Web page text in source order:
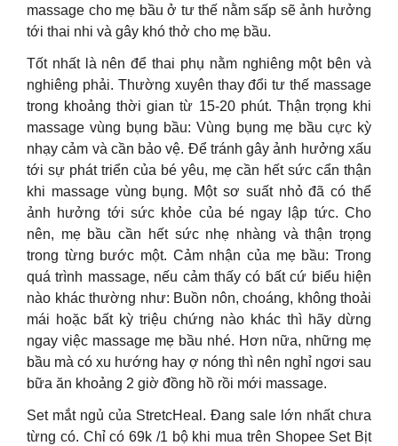
massage cho mẹ bầu ở tư thế nằm sấp sẽ ảnh hưởng
tới thai nhi và gây khó thở cho mẹ bầu.
Tốt nhất là nên để thai phụ nằm nghiêng một bên và
nghiêng phải. Thường xuyên thay đổi tư thế massage
trong khoảng thời gian từ 15-20 phút. Thận trọng khi
massage vùng bụng bầu: Vùng bụng mẹ bầu cực kỳ
nhạy cảm và cần bảo vệ. Để tránh gây ảnh hưởng xấu
tới sự phát triển của bé yêu, mẹ cần hết sức cẩn thận
khi massage vùng bụng. Một sơ suất nhỏ đã có thể
ảnh hưởng tới sức khỏe của bé ngay lập tức. Cho
nên, mẹ bầu cần hết sức nhẹ nhàng và thận trọng
trong từng bước một. Cảm nhận của mẹ bầu: Trong
quá trình massage, nếu cảm thấy có bất cứ biểu hiện
nào khác thường như: Buồn nôn, choáng, không thoải
mái hoặc bất kỳ triệu chứng nào khác thì hãy dừng
ngay việc massage mẹ bầu nhé. Hơn nữa, những mẹ
bầu mà có xu hướng hay ợ nóng thì nên nghỉ ngơi sau
bữa ăn khoảng 2 giờ đồng hồ rồi mới massage.
Set mắt ngủ của StretcHeal. Đang sale lớn nhất chưa
từng có. Chỉ có 69k /1 bộ khi mua trên Shopee Set Bịt